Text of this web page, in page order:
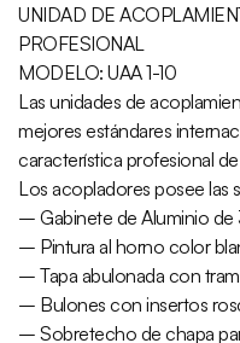
UNIDAD DE
PROFESIONAL
MODELO: UAA 1-10
Las unidades de
mejores estándares
característica profesional
Los acopladores posee las
– Gabinete de Aluminio de
– Pintura al horno color
– Tapa abulonada con
– Bulones con insertos
– Sobretecho de chapa